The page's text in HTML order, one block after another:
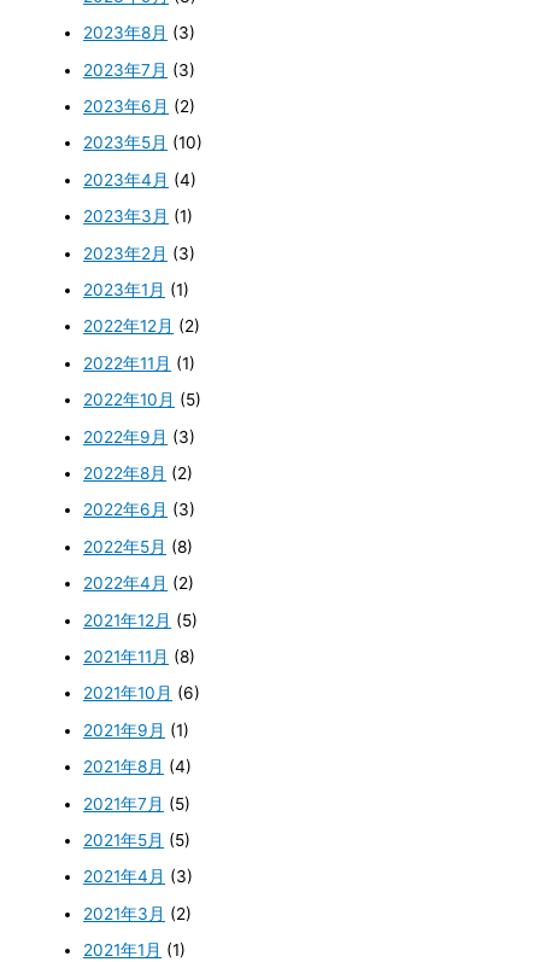
2023年8月 (3)
2023年7月 (3)
2023年6月 (2)
2023年5月 (10)
2023年4月 (4)
2023年3月 (1)
2023年2月 (3)
2023年1月 (1)
2022年12月 (2)
2022年11月 (1)
2022年10月 (5)
2022年9月 (3)
2022年8月 (2)
2022年6月 (3)
2022年5月 (8)
2022年4月 (2)
2021年12月 (5)
2021年11月 (8)
2021年10月 (6)
2021年9月 (1)
2021年8月 (4)
2021年7月 (5)
2021年5月 (5)
2021年4月 (3)
2021年3月 (2)
2021年1月 (1)